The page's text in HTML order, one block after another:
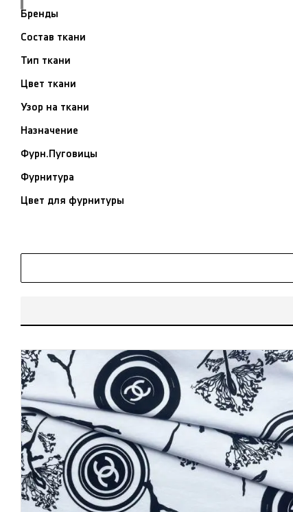
Бренды
Состав ткани
Тип ткани
Цвет ткани
Узор на ткани
Назначение
Фурн.Пуговицы
Фурнитура
Цвет для фурнитуры